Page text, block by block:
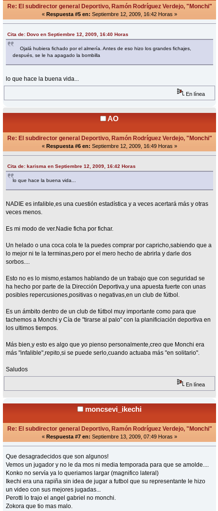
Re: El subdirector general Deportivo, Ramón Rodríguez Verdejo, "Monchi"
« Respuesta #5 en: Septiembre 12, 2009, 16:42 Horas »
Cita de: Dovo en Septiembre 12, 2009, 16:40 Horas
Ojalá hubiera fichado por el almería. Antes de eso hizo los grandes fichajes,
después, se le ha apagado la bombilla
lo que hace la buena vida...
En línea
AO
Re: El subdirector general Deportivo, Ramón Rodríguez Verdejo, "Monchi"
« Respuesta #6 en: Septiembre 12, 2009, 16:49 Horas »
Cita de: karisma en Septiembre 12, 2009, 16:42 Horas
lo que hace la buena vida...
NADIE es infalible,es una cuestión estadística y a veces acertará más y otras
veces menos.
Es mi modo de ver.Nadie ficha por fichar.
Un helado o una coca cola te la puedes comprar por capricho,sabiendo que a
lo mejor ni te la terminas,pero por el mero hecho de abrirla y darle dos
sorbos....
Esto no es lo mismo,estamos hablando de un trabajo que con seguridad se
ha hecho por parte de la Dirección Deportiva,y una apuesta fuerte con unas
posibles repercusiones,positivas o negativas,en un club de fútbol.
Es un ámbito dentro de un club de fútbol muy importante como para que
tachemos a Monchi y Cía de "tirarse al palo" con la planificiación deportiva en
los ultimos tiempos.
Más bien,y esto es algo que yo pienso personalmente,creo que Monchi era
más "infalible",repito,si se puede serlo,cuando actuaba más "en solitario".
Saludos
En línea
moncsevi_ikechi
Re: El subdirector general Deportivo, Ramón Rodríguez Verdejo, "Monchi"
« Respuesta #7 en: Septiembre 13, 2009, 07:49 Horas »
Que desagradecidos que son algunos!
Vemos un jugador y no le da mos ni media temporada para que se amolde....
Konko no servía ya lo queriamos largar (magnifico lateral)
Ikechi era una rapiña sin idea de jugar a futbol que su representante le hizo
un video con sus mejores jugadas...
Perotti lo trajo el angel gabriel no monchi.
Zokora que tio mas malo.